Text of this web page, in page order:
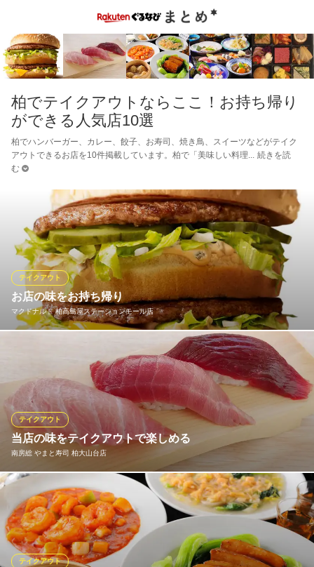
柏でテイクアウトならここ！お持ち帰り
ができる人気店10選
柏でハンバーガー、カレー、餃子、お寿司、焼き鳥、スイーツなどがテイク
アウトできるお店を10件掲載しています。柏で「美味しい料理
続きを読
む
お店の味をお持ち帰り
マクドナルド 柏高島屋ステーションモール店
テイクアウト
マクドナルドのメニューは、すべてお持ち帰りが可能です。
マクドナルド 柏高島屋ステーションモール店
ハンバーガー
ＪＲ常磐線柏駅西口 徒歩1分
千葉県柏市末広町1-1 柏高島屋ステーションモール
当店の味をテイクアウトで楽しめる
南房総 やまと寿司 柏大山台店
テイクアウト
プロの技が詰まった絶品料理をお持ち帰りいただけます！人気メ
ニューを豊富にご用意しておりますので、ぜひご利用ください。
南房総 やまと寿司 柏大山台店
回転寿司
テイクアウト